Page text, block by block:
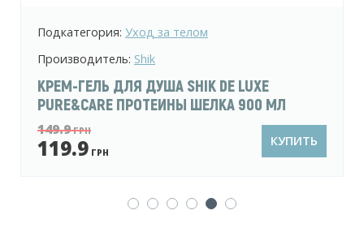
Подкатегория: Уход за телом
Производитель:
ГЕЛЬ ДЛЯ ДУША SHIK NECTAR
ФИСТАШКОВОЕ МОТИ 400 МЛ
84.9
64.9 КУПИТЬ